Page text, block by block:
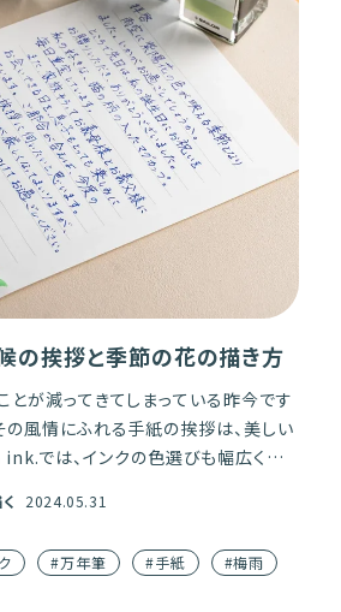
挨拶と季節の花の描き方
とが減ってきてしまっている昨今です
の風情にふれる手紙の挨拶は、美しい
では、インクの色選びも幅広く楽
なお手紙に使いやすい挨拶例文 […]
2024.05.31
#万年筆 #手紙
#梅雨